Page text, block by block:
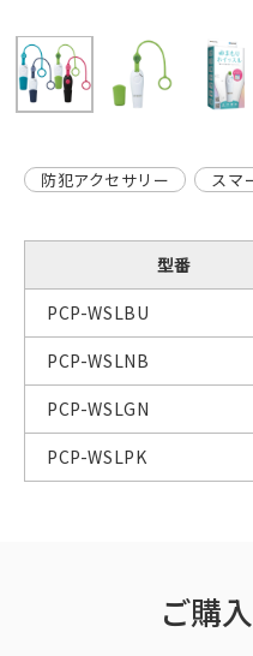
防犯アクセサリー スマ
型番
PCP-WSLBU
PCP-WSLNB
PCP-WSLGN
PCP-WSLPK
ご購